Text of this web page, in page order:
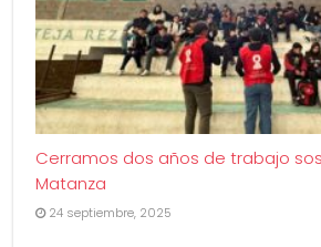
Cerramos dos años de trabajo
Matanza
24 septiembre, 2025